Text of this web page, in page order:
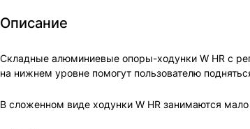
Описание
Складные алюминиевые опоры-ходунки W HR с
на нижнем уровне помогут пользователю
В сложенном виде ходунки W HR занимаются